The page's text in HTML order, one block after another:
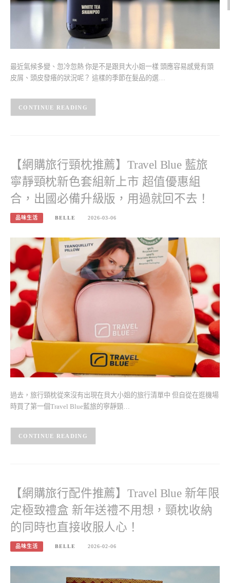
最近氣候多變、忽冷忽熱 你是不是跟貝大小姐一樣 頭應容易感覺有頭
皮屑、頭皮發癢的狀況呢？ 這樣的季節在髮品的選…
CONTINUE READING
【網購旅行頸枕推薦】Travel Blue 藍旅
寧靜頸枕新色套組新上市 超值優惠組
合，出國必備升級版，用過就回不去！
品味生活 BELLE 2026-03-06
過去，旅行頸枕從來沒有出現在貝大小姐的旅行清單中 但自從在逛機場
時買了第一個Travel Blue藍旅的寧靜頸…
CONTINUE READING
【網購旅行配件推薦】Travel Blue 新年限
定極致禮盒 新年送禮不用想，頸枕收納
的同時也直接收服人心！
品味生活 BELLE 2026-02-06